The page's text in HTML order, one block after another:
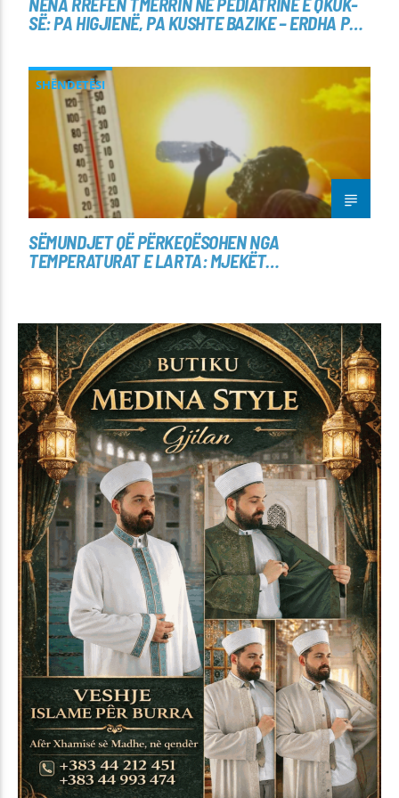
SË: PA HIGJIENË, PA KUSHTE BAZIKE – ERDHA PËR
SHËNDETËSI
SËMUNDJET QË PËRKEQËSOHEN NGA
TEMPERATURAT E LARTA: MJEKËT